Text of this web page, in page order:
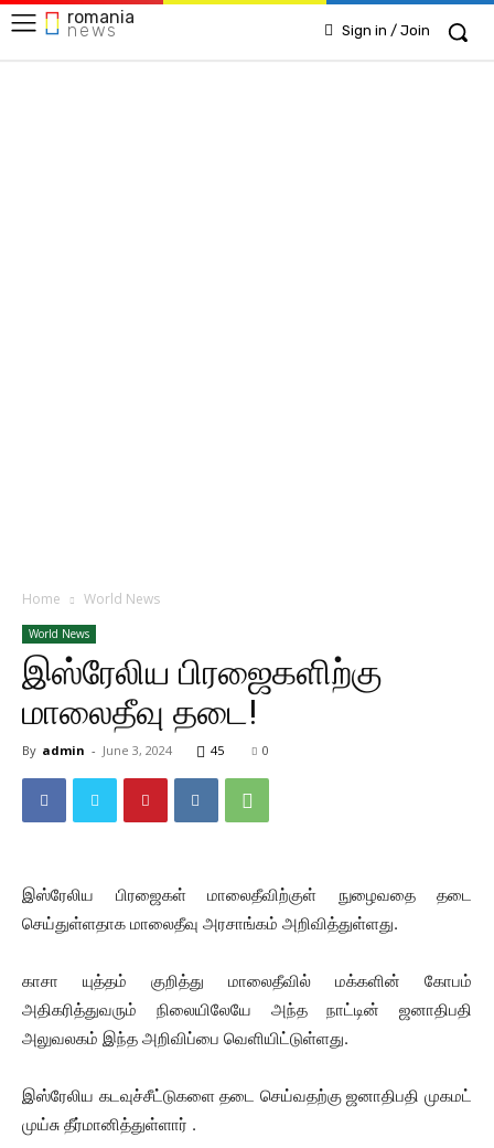
romania
news Sign in / Join
Home World News
World News
இஸ்ரேலிய பிரஜைகளிற்கு
மாலைதீவு தடை!
By admin - June 3, 2024 45 0
இஸ்ரேலிய பிரஜைகள் மாலைதீவிற்குள் நுழைவதை தடை
செய்துள்ளதாக மாலைதீவு அரசாங்கம் அறிவித்துள்ளது.
காசா யுத்தம் குறித்து மாலைதீவில் மக்களின் கோபம்
அதிகரித்துவரும் நிலையிலேயே அந்த நாட்டின் ஜனாதிபதி
அலுவலகம் இந்த அறிவிப்பை வெளியிட்டுள்ளது.
இஸ்ரேலிய கடவுச்சீட்டுகளை தடை செய்வதற்கு ஜனாதிபதி முகமட்
முய்சு தீர்மானித்துள்ளார் .